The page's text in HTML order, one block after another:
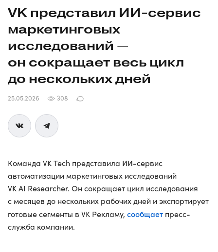
VK представил ИИ-сервис
маркетинговых
исследований —
он сокращает весь цикл
до нескольких дней
25.05.2026 308
Команда VK Tech представила ИИ-сервис
автоматизации маркетинговых исследований
VK AI Researcher. Он сокращает цикл исследования
с месяцев до нескольких рабочих дней и экспортирует
готовые сегменты в VK Рекламу, сообщает пресс-
служба компании.